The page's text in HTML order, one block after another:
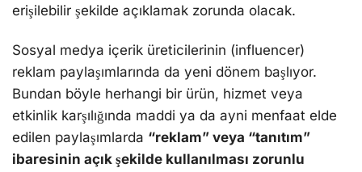
erişilebilir şekilde açıklamak zorunda olacak.
Sosyal medya içerik üreticilerinin (influencer)
reklam paylaşımlarında da yeni dönem başlıyor.
Bundan böyle herhangi bir ürün, hizmet veya
etkinlik karşılığında maddi ya da ayni menfaat elde
edilen paylaşımlarda “reklam” veya “tanıtım”
ibaresinin açık şekilde kullanılması zorunlu